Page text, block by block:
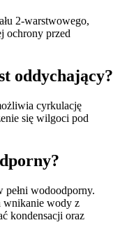
2-warstwowego,
ochrony przed
oddychający?
cyrkulację
się wilgoci pod
pełni wodoodporny.
wnikanie wody z
kondensacji oraz